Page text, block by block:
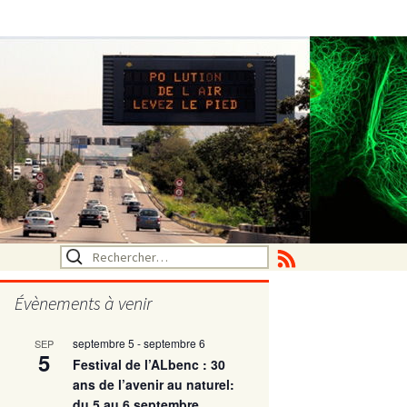
Rechercher :
Évènements à venir
SEP
5
septembre 5 -septembre 6
Festival de l’ALbenc : 30
ans de l’avenir au naturel: